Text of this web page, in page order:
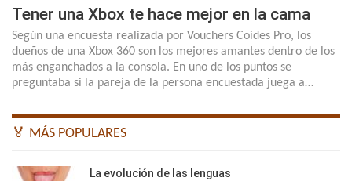
Tener una Xbox te hace mejor en la cama
Según una encuesta realizada por Vouchers Coides Pro, los
dueños de una Xbox 360 son los mejores amantes dentro de los
más enganchados a la consola. En uno de los puntos se
preguntaba si la pareja de la persona encuestada juega a…
🏅 MÁS POPULARES
La evolución de las lenguas